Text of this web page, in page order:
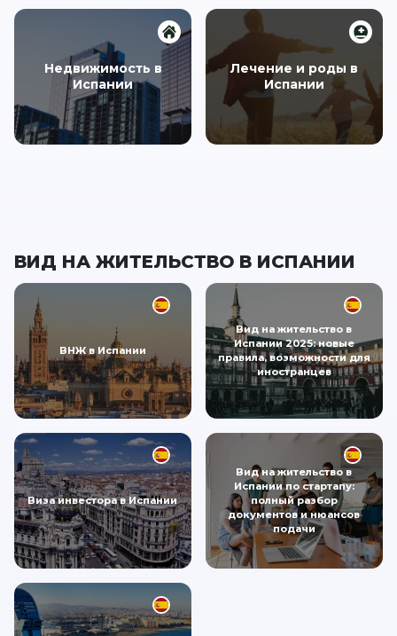
Недвижимость в
Испании
Лечение и роды в
Испании
ВИД НА ЖИТЕЛЬСТВО В ИСПАНИИ
ВНЖ в Испании
Вид на жительство в
Испании 2025: новые
правила, возможности для
иностранцев
Виза инвестора в Испании
Вид на жительство в
Испании по стартапу:
полный разбор
документов и нюансов
подачи